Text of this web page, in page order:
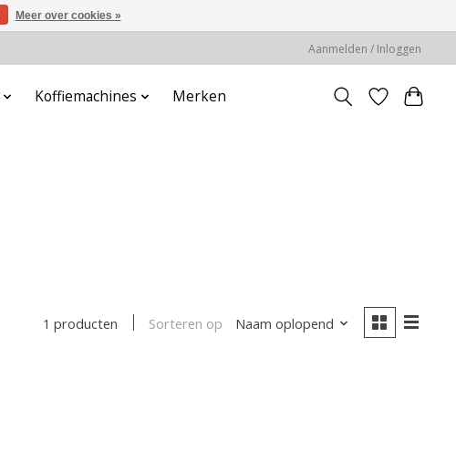
Aanmelden / Inloggen
Koffiemachines Merken
1 producten Sorteren op Naam oplopend
Meer over cookies »